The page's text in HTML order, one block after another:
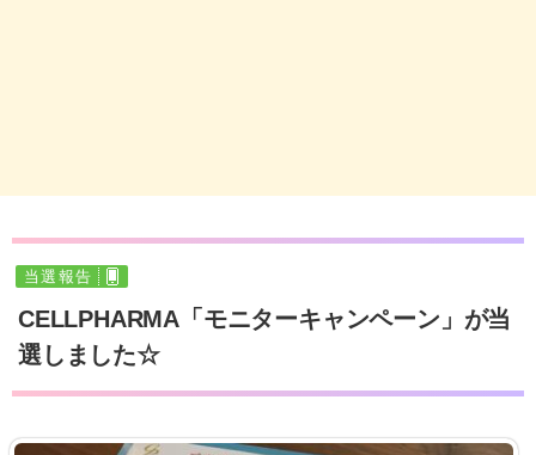
当選報告
CELLPHARMA「モニターキャンペーン」が当
選しました☆